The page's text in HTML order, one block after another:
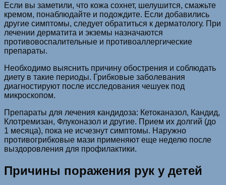
Если вы заметили, что кожа сохнет, шелушится, смажьте
кремом, понаблюдайте и подождите. Если добавились
другие симптомы, следует обратиться к дерматологу. При
лечении дерматита и экземы назначаются
противовоспалительные и противоаллергические
препараты.
Необходимо выяснить причину обострения и соблюдать
диету в такие периоды. Грибковые заболевания
диагностируют после исследования чешуек под
микроскопом.
Препараты для лечения кандидоза: Кетоканазол, Кандид,
Клотремизан, Флуконазол и другие. Прием их долгий (до
1 месяца), пока не исчезнут симптомы. Наружно
противогрибковые мази применяют еще неделю после
выздоровления для профилактики.
Причины поражения рук у детей